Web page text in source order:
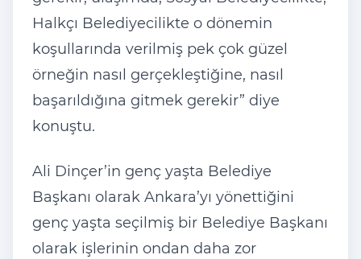
Halkçı Belediyecilikte o dönemin
koşullarında verilmiş pek çok güzel
örneğin nasıl gerçekleştiğine, nasıl
başarıldığına gitmek gerekir” diye
konuştu.
Ali Dinçer’in genç yaşta Belediye
Başkanı olarak Ankara’yı yönettiğini
genç yaşta seçilmiş bir Belediye Başkanı
olarak işlerinin ondan daha zor